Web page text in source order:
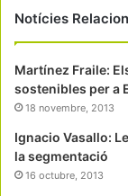
Notícies
Martínez Fraile:
sostenibles per a
18 novembre, 2013
Ignacio Vasallo:
la segmentació
16 octubre, 2013